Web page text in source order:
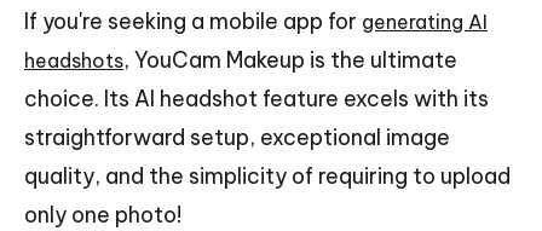
If you're seeking a mobile app for generating AI
headshots, YouCam Makeup is the ultimate
choice. Its AI headshot feature excels with its
straightforward setup, exceptional image
quality, and the simplicity of requiring to upload
only one photo!